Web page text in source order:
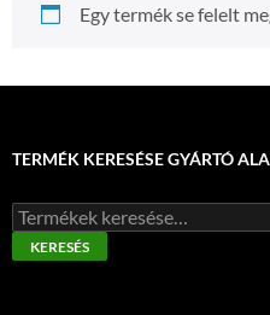
Egy termék se felelt
TERMÉK KERESÉSE GYÁRTÓ
Keresés
a
következőre:
KERESÉS